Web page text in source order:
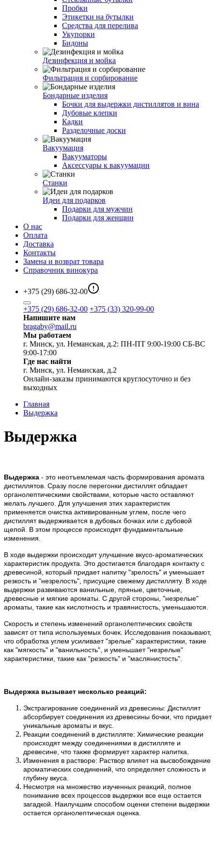
Пробки
Этикетки на бутылки
Средства для перелива
Укупорки
Бидоны
Дезинфекция и мойка
Фильтрация и сорбирование
Бондарные изделия
Бочки для выдержки дистиллятов и вина
Дубовые клепки
Кадки
Разделочные доски
Вакуумация
Вакууматоры
Аксессуары к вакуумации
Станки
Идеи для подарков
Подарки для мужчин
Подарки для женщин
О нас
Оплата
Доставка
Контакты
Замена и возврат товара
Справочник винокура
+375 (29) 686-32-00
+375 (29) 686-32-00 +375 (33) 320-99-00
Напишите нам
bragaby@mail.ru
Мы работаем
г. Минск, ул. Неманская, д.2: ПН-ПТ 9:00-19:00 СБ-ВС
9:00-17:00
Где нас найти
г. Минск, ул. Неманская, д.2
Онлайн-заказы принимаются круглосуточно и без
выходных
Главная
Выдержка
Выдержка
Выдержка - это неотъемлемая часть формирования аромата
дистиллятов. Сразу после перегонки дистиллят обладает
органолептическими свойствами, которые часто оставляют
желать лучшего. Для улучшения этих характеристик
применяется очистка активированным углем, после чего
дистиллят выдерживается в дубовых бочках или с дубовой
щепой. В этом процессе происходят фундаментальные
изменения.
В ходе выдержки происходит улучшение вкусо-ароматических
характеристик продукта. Это достигается благодаря контакту с
древесиной, который придает напитку "зрелость" и уменьшает
резкость и "незрелость", присущие свежему дистилляту. В ходе
выдержки развиваются ванильные, пряные, цветочные,
древесные и мягкие ароматы. С другой стороны, "незрелые"
ароматы, такие как кислотность и травянистость, уменьшаются.
Скорость и степень изменений органолептических свойств
зависят от типа используемых бочек. Исследования показывают,
что обработка углем усиливает "зрелые" характеристики, такие
как "мягкость" и "ванильность", и уменьшает "незрелые"
характеристики, такие как "резкость" и "маслянистость".
Выдержка вызывает несколько реакций:
Экстрагирование соединений из древесины: Дистиллят
абсорбирует соединения из древесины бочки, что придает
уникальные ароматы и вкус.
Реакции соединений в дистилляте: Химические реакции
происходят между соединениями в дистилляте и
древесине, что также формирует характер напитка.
Изменения в растворе: Раствор влияет на высвобождение
ароматических соединений, что определяет сложность и
глубину вкуса.
Несмотря на множество изученных реакций, полное
понимание всех процессов выдержки все еще остается
загадкой. Наилучшим способом оценки степени выдержки
остается органолептическая оценка.